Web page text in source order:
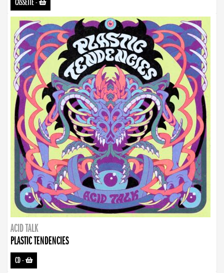
CASSETTE-
ACID TALK
PLASTIC TENDENCIES
CD-